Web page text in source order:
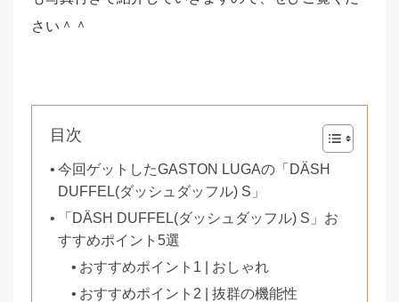
さい＾＾
目次
今回ゲットしたGASTON LUGAの「DÄSH
DUFFEL(ダッシュダッフル) S」
「DÄSH DUFFEL(ダッシュダッフル) S」お
すすめポイント5選
おすすめポイント1 | おしゃれ
おすすめポイント2 | 抜群の機能性